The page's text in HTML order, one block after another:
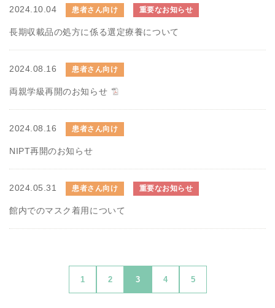
2024.10.04 患者さん向け 重要なお知らせ
長期収載品の処方に係る選定療養について
2024.08.16 患者さん向け
両親学級再開のお知らせ
2024.08.16 患者さん向け
NIPT再開のお知らせ
2024.05.31 患者さん向け 重要なお知らせ
館内でのマスク着用について
1 2 3 4 5